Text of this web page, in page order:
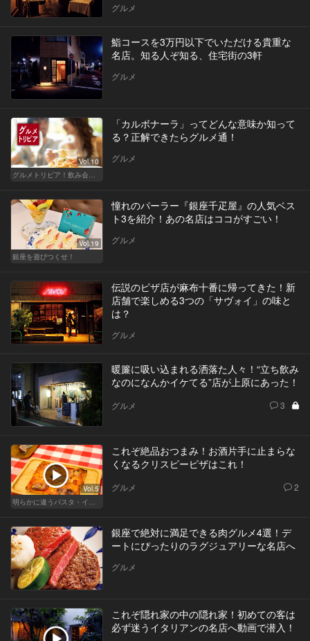
グルメ
鮨コースを3万円以下でいただける貴重な
名店。知る人ぞ知る、住宅街の3軒
グルメ
Vol.10
グルメトリビア！飲み会やデートで会話のネタになるQ＆A
「カルボナーラ」ってどんな意味か知って
る？正解できたらグルメ通！
グルメ
Vol.19
銀座を遊びつくせ！
憧れのパーラー『銀座千疋屋』の人気ベス
ト3を紹介！あの名店はココがすごい！
グルメ
伝説のピザ店が麻布十番に帰ってきた！新
店舗で楽しめる3つの「サヴォイ」の味と
は？
グルメ
暖簾に吸い込まれる洒落た人々！“立ち飲み
なのになんかイケてる”店が上原にあった！
グルメ 3
Vol.5
明らかに違うパスタ・イタリアン
これぞ絶品おつまみ！お酒片手に止まらな
くなるクリスピーピザはこれ！
グルメ 2
銀座で絶対に満足できる肉グルメ4選！デ
ートにぴったりのラグジュアリーな名店へ
グルメ
これぞ隠れ家の中の隠れ家！初めての客は
必ず迷うイタリアンの名店へ動画で潜入！